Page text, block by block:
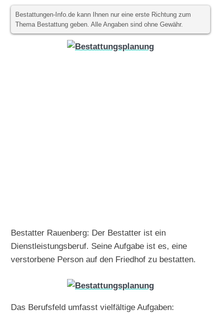
Bestattungen-Info.de kann Ihnen nur eine erste Richtung zum
Thema Bestattung geben. Alle Angaben sind ohne Gewähr.
Bestatter Rauenberg: Der Bestatter ist ein
Dienstleistungsberuf. Seine Aufgabe ist es, eine
verstorbene Person auf den Friedhof zu bestatten.
Das Berufsfeld umfasst vielfältige Aufgaben: